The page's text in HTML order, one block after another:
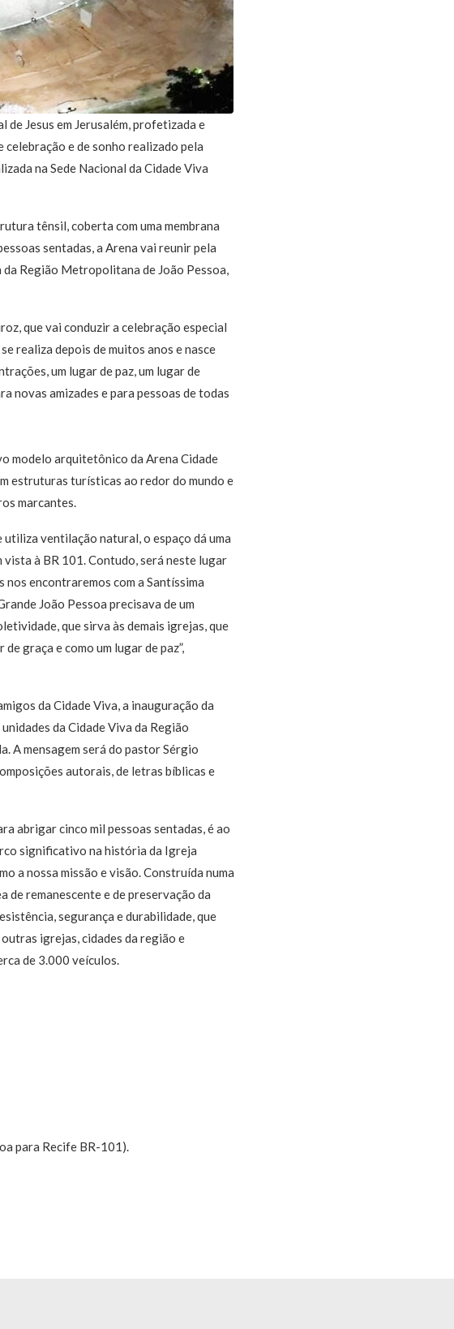
de Jesus em Jerusalém, profetizada e
celebração e de sonho realizado pela
na Sede Nacional da Cidade Viva
tênsil, coberta com uma membrana
sentadas, a Arena vai reunir pela
Região Metropolitana de João Pessoa,
que vai conduzir a celebração especial
realiza depois de muitos anos e nasce
um lugar de paz, um lugar de
novas amizades e para pessoas de todas
modelo arquitetônico da Arena Cidade
estruturas turísticas ao redor do mundo e
marcantes.
ventilação natural, o espaço dá uma
à BR 101. Contudo, será neste lugar
nos encontraremos com a Santíssima
João Pessoa precisava de um
que sirva às demais igrejas, que
graça e como um lugar de paz”,
da Cidade Viva, a inauguração da
da Cidade Viva da Região
A mensagem será do pastor Sérgio
autorais, de letras bíblicas e
abrigar cinco mil pessoas sentadas, é ao
significativo na história da Igreja
a nossa missão e visão. Construída numa
de remanescente e de preservação da
segurança e durabilidade, que
igrejas, cidades da região e
de 3.000 veículos.
para Recife BR-101).